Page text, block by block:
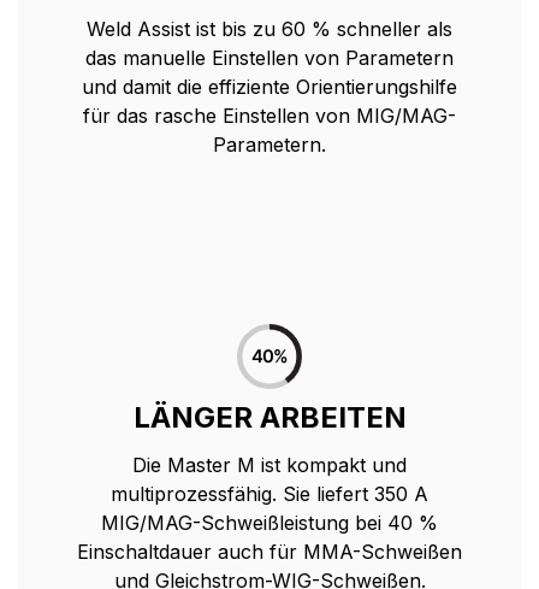
Weld Assist ist bis zu 60 % schneller als
das manuelle Einstellen von Parametern
und damit die effiziente Orientierungshilfe
für das rasche Einstellen von MIG/MAG-
Parametern.
LÄNGER ARBEITEN
Die Master M ist kompakt und
multiprozessfähig. Sie liefert 350 A
MIG/MAG-Schweißleistung bei 40 %
Einschaltdauer auch für MMA-Schweißen
und Gleichstrom-WIG-Schweißen.